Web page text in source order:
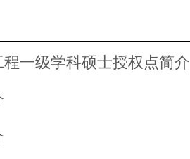
一级学科硕士授权点简介